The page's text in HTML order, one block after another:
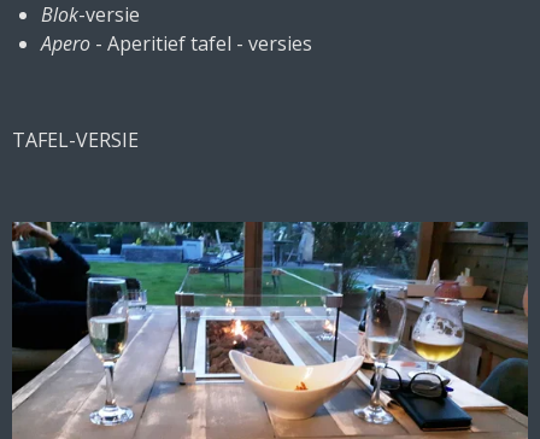
Blok-versie
Apero - Aperitief tafel - versies
TAFEL-VERSIE